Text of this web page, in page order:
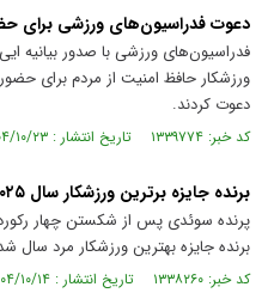
دعوت فدراسیون‌های ورزشی برای
فدراسیون‌های ورزشی با صدور بیانیه
ورزشکار حافظ امنیت از مردم برای
دعوت کردند.
کد خبر: ۱۳۳۹۷۷۴ تاریخ انتشار : ۱۴۰۴/۱۰/۲۳
برنده جایزه برترین ورزشکار سال ۲۰۲۵ مشخص شد
پرنده سوئدی پس از شکستن چهار
برنده جایزه بهترین ورزشکار مرد سال
کد خبر: ۱۳۳۸۲۶۰ تاریخ انتشار : ۱۴۰۴/۱۰/۱۴